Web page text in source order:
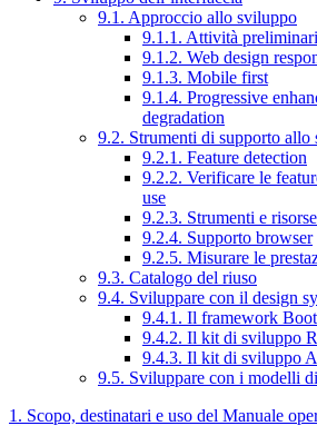
9.1. Approccio allo sviluppo
9.1.1. Attività preliminari
9.1.2. Web design
9.1.3. Mobile first
9.1.4. Progressive
degradation
9.2. Strumenti di supporto
9.2.1. Feature detection
9.2.2. Verificare le
use
9.2.3. Strumenti e
9.2.4. Supporto browser
9.2.5. Misurare le
9.3. Catalogo del riuso
9.4. Sviluppare con il design
9.4.1. Il framework
9.4.2. Il kit di sviluppo
9.4.3. Il kit di sviluppo
9.5. Sviluppare con i modelli
1. Scopo, destinatari e uso del Manuale